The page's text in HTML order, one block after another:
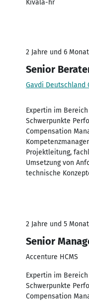
Kivala-hr
2 Jahre und 6
Senior
Gavdi Deutschland
Expertin im
Schwerpunkte
Compensation
Projektleitung,
Umsetzung von
technische
2 Jahre und 5
Senior
Accenture HCMS
Expertin im
Schwerpunkte
Compensation